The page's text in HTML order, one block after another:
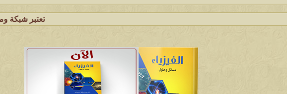
تعتبر شبكة وملتقى